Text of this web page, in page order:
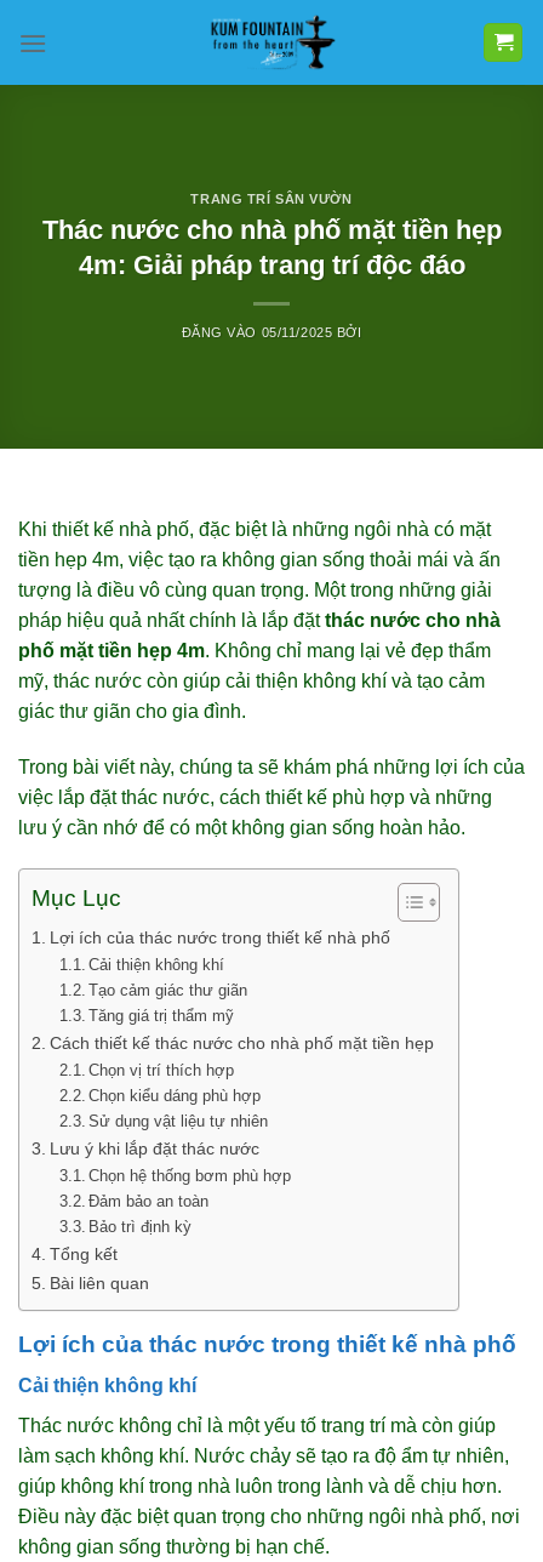
qua
TRANG TRÍ SÂN VƯỜN
Thác nước cho nhà phố mặt tiền hẹp
4m: Giải pháp trang trí độc đáo
ĐĂNG VÀO 05/11/2025 BỞI
Khi thiết kế nhà phố, đặc biệt là những ngôi nhà có mặt
tiền hẹp 4m, việc tạo ra không gian sống thoải mái và ấn
tượng là điều vô cùng quan trọng. Một trong những giải
pháp hiệu quả nhất chính là lắp đặtthác nước cho nhà
phố mặt tiền hẹp 4m. Không chỉ mang lại vẻ đẹp thẩm
mỹ, thác nước còn giúp cải thiện không khí và tạo cảm
giác thư giãn cho gia đình.
Trong bài viết này, chúng ta sẽ khám phá những lợi ích của
việc lắp đặt thác nước, cách thiết kế phù hợp và những
lưu ý cần nhớ để có một không gian sống hoàn hảo.
Mục Lục
Lợi ích của thác nước trong thiết kế nhà phố
Cải thiện không khí
Tạo cảm giác thư giãn
Tăng giá trị thẩm mỹ
Cách thiết kế thác nước cho nhà phố mặt tiền hẹp
Chọn vị trí thích hợp
Chọn kiểu dáng phù hợp
Sử dụng vật liệu tự nhiên
Lưu ý khi lắp đặt thác nước
Chọn hệ thống bơm phù hợp
Đảm bảo an toàn
Bảo trì định kỳ
Tổng kết
Bài liên quan
Lợi ích của thác nước trong thiết kế nhà phố
Cải thiện không khí
Thác nước không chỉ là một yếu tố trang trí mà còn giúp
làm sạch không khí. Nước chảy sẽ tạo ra độ ẩm tự nhiên,
giúp không khí trong nhà luôn trong lành và dễ chịu hơn.
Điều này đặc biệt quan trọng cho những ngôi nhà phố, nơi
không gian sống thường bị hạn chế.